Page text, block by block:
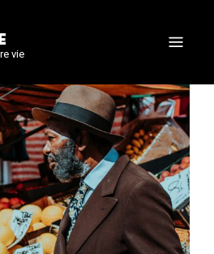
vie